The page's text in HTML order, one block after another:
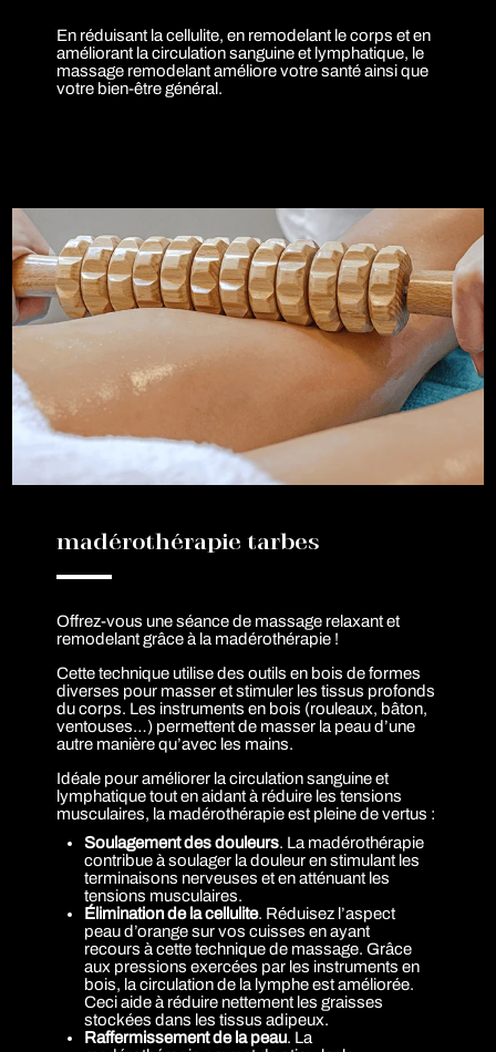
En réduisant la cellulite, en remodelant le corps et en
améliorant la circulation sanguine et lymphatique, le
massage remodelant améliore votre santé ainsi que
votre bien-être général.
madérothérapie tarbes
Offrez-vous une séance de massage relaxant et
remodelant grâce à la madérothérapie !
Cette technique utilise des outils en bois de formes
diverses pour masser et stimuler les tissus profonds
du corps. Les instruments en bois (rouleaux, bâton,
ventouses…) permettent de masser la peau d’une
autre manière qu’avec les mains.
Idéale pour améliorer la circulation sanguine et
lymphatique tout en aidant à réduire les tensions
musculaires, la madérothérapie est pleine de vertus :
Soulagement des douleurs. La madérothérapie
contribue à soulager la douleur en stimulant les
terminaisons nerveuses et en atténuant les
tensions musculaires.
Élimination de la cellulite. Réduisez l’aspect
peau d’orange sur vos cuisses en ayant
recours à cette technique de massage. Grâce
aux pressions exercées par les instruments en
bois, la circulation de la lymphe est améliorée.
Ceci aide à réduire nettement les graisses
stockées dans les tissus adipeux.
Raffermissement de la peau. La